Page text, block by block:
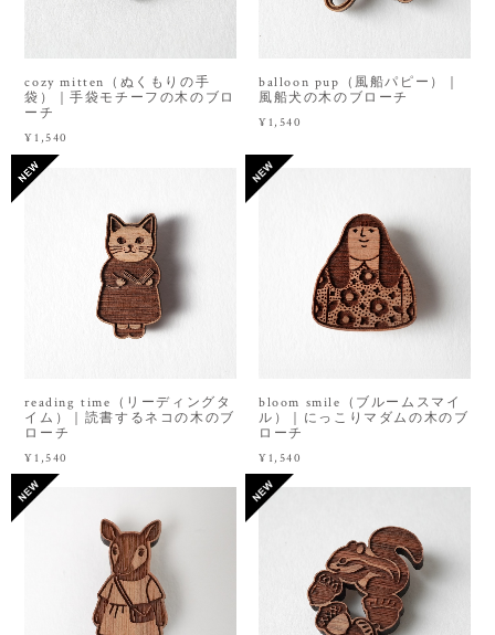
cozy mitten（ぬくもりの手
袋）｜手袋モチーフの木のブロ
ーチ
¥1,540
balloon pup（風船パピー）｜
風船犬の木のブローチ
¥1,540
reading time（リーディングタ
イム）｜読書するネコの木のブ
ローチ
¥1,540
bloom smile（ブルームスマイ
ル）｜にっこりマダムの木のブ
ローチ
¥1,540